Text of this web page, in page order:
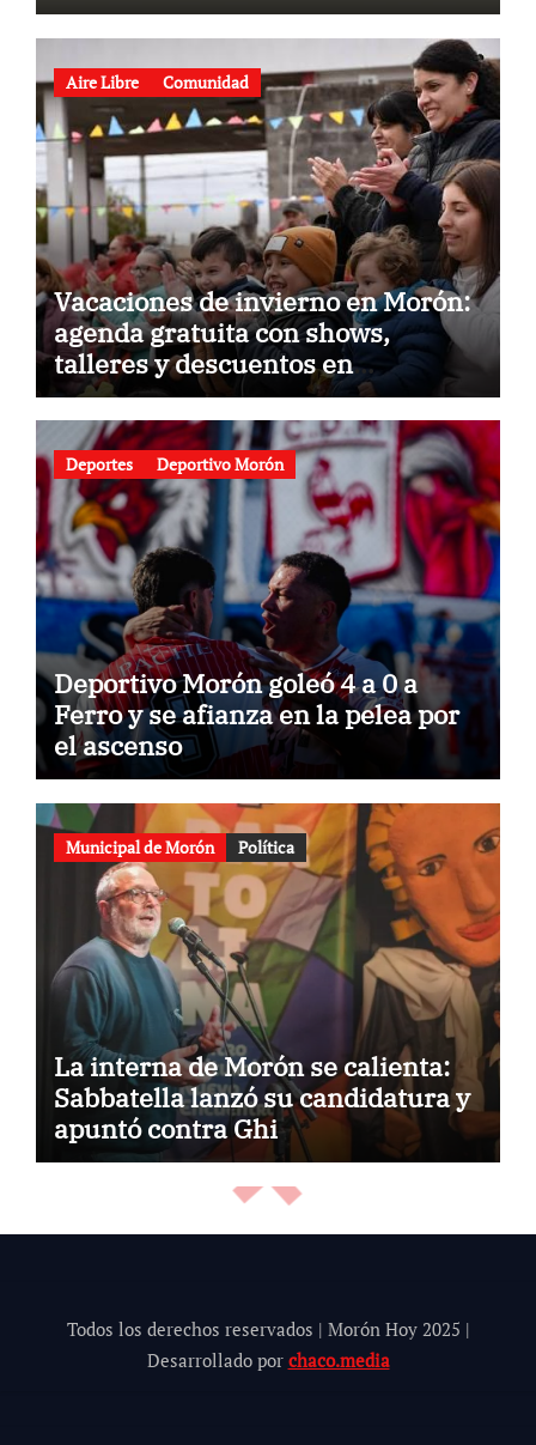
Aire Libre Comunidad
Vacaciones de invierno en Morón:
agenda gratuita con shows,
talleres y descuentos en
gastronomía
Deportes Deportivo Morón
Deportivo Morón goleó 4 a 0 a
Ferro y se afianza en la pelea por
el ascenso
Municipal de Morón Política
La interna de Morón se calienta:
Sabbatella lanzó su candidatura y
apuntó contra Ghi
Todos los derechos reservados | Morón Hoy 2025 |
Desarrollado por chaco.media